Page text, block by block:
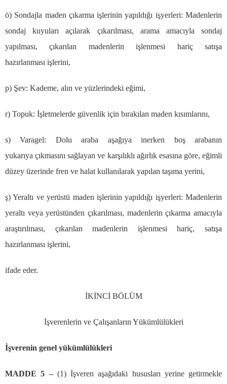
ö) Sondajla maden çıkarma işlerinin yapıldığı işyerleri: Madenlerin
sondaj kuyuları açılarak çıkarılması, arama amacıyla sondaj
yapılması,çıkarılan madenlerin işlenmesi hariçsatışa
hazırlanması işlerini,
p) Şev: Kademe, alın ve yüzlerindeki eğimi,
r) Topuk: İşletmelerde güvenlik için bırakılan maden kısımlarını,
s) Varagel: Dolu araba aşağıya inerken boşarabanın
yukarıyaçıkmasını sağlayan ve karşılıklı ağırlık esasına göre, eğimli
düzey üzerinde fren ve halat kullanılarak yapılan taşıma yerini,
ş) Yeraltı ve yerüstü maden işlerinin yapıldığı işyerleri: Madenlerin
yeraltı veya yerüstündençıkarılması, madenlerinçıkarma amacıyla
araştırılması, çıkarılan madenlerin işlenmesi hariç, satışa
hazırlanması işlerini,
ifade eder.
İKİNCİBÖLÜM
İşverenlerin ve Çalışanların Yükümlülükleri
İşverenin genel yükümlülükleri
MADDE 5 –(1) İşveren aşağıdaki hususları yerine getirmekle